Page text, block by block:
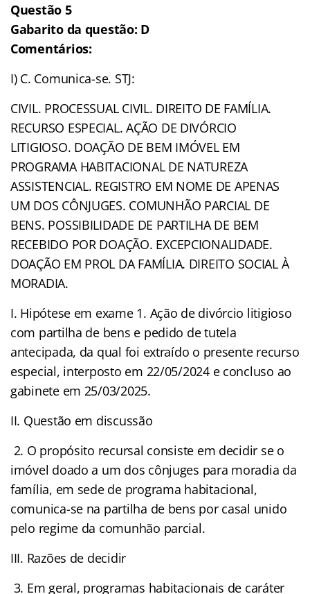
Questão 5
Gabarito da questão: D
Comentários:
I) C. Comunica-se. STJ:
CIVIL. PROCESSUAL CIVIL. DIREITO DE FAMÍLIA.
RECURSO ESPECIAL. AÇÃO DE DIVÓRCIO
LITIGIOSO. DOAÇÃO DE BEM IMÓVEL EM
PROGRAMA HABITACIONAL DE NATUREZA
ASSISTENCIAL. REGISTRO EM NOME DE APENAS
UM DOS CÔNJUGES. COMUNHÃO PARCIAL DE
BENS. POSSIBILIDADE DE PARTILHA DE BEM
RECEBIDO POR DOAÇÃO. EXCEPCIONALIDADE.
DOAÇÃO EM PROL DA FAMÍLIA. DIREITO SOCIAL À
MORADIA.
I. Hipótese em exame 1. Ação de divórcio litigioso
com partilha de bens e pedido de tutela
antecipada, da qual foi extraído o presente recurso
especial, interposto em 22/05/2024 e concluso ao
gabinete em 25/03/2025.
II. Questão em discussão
2. O propósito recursal consiste em decidir se o
imóvel doado a um dos cônjuges para moradia da
família, em sede de programa habitacional,
comunica-se na partilha de bens por casal unido
pelo regime da comunhão parcial.
III. Razões de decidir
3. Em geral, programas habitacionais de caráter